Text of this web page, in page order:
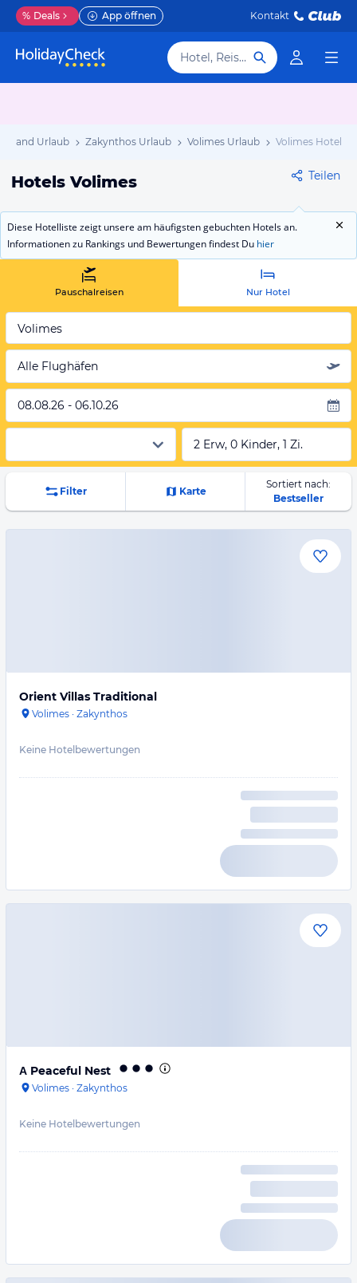
% Deals App öffnen Kontakt
Hotel, Reiseziel
Urlaub Zakynthos Urlaub Volimes Urlaub Volimes Hotels
Hotels Volimes Teilen
Diese Hotelliste zeigt unsere am häufigsten gebuchten Hotels an.
Informationen zu Rankings und Bewertungen findest Du hier
Pauschalreisen Nur Hotel
Volimes
Alle Flughäfen
08.08.26 - 06.10.26
2 Erw, 0 Kinder, 1 Zi.
Filter Karte
Sortiert nach:
Bestseller
Orient Villas Traditional
Volimes · Zakynthos
Keine Hotelbewertungen
Α Peaceful Nest
Volimes · Zakynthos
Keine Hotelbewertungen